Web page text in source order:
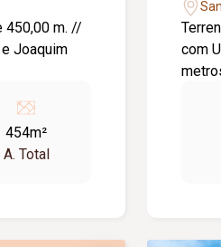
450,00 m. //
Joaquim
454m²
A. Total
com